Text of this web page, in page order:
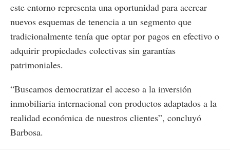
este entorno representa una oportunidad para acercar
nuevos esquemas de tenencia a un segmento que
tradicionalmente tenía que optar por pagos en efectivo o
adquirir propiedades colectivas sin garantías
patrimoniales.
“Buscamos democratizar el acceso a la inversión
inmobiliaria internacional con productos adaptados a la
realidad económica de nuestros clientes”, concluyó
Barbosa.